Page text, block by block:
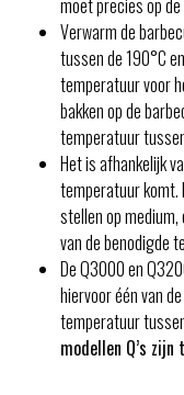
moet precies op
Verwarm de
tussen de 190°C
temperatuur voor
bakken op de
temperatuur
Het is afhankelijk
temperatuur komt.
stellen op
van de benodigde
De Q3000 en
hiervoor één van
temperatuur
modellen Q’s